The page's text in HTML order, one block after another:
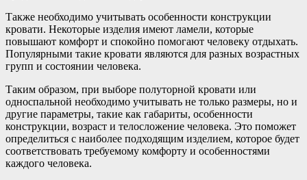
Также необходимо учитывать особенности конструкции
кровати. Некоторые изделия имеют ламели, которые
повышают комфорт и спокойно помогают человеку отдыхать.
Популярными такие кровати являются для разных возрастных
групп и состоянии человека.
Таким образом, при выборе полуторной кровати или
односпальной необходимо учитывать не только размеры, но и
другие параметры, такие как габариты, особенности
конструкции, возраст и телосложение человека. Это поможет
определиться с наиболее подходящим изделием, которое будет
соответствовать требуемому комфорту и особенностями
каждого человека.